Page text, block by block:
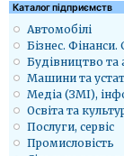
Каталог підприємств
Автомобілі
Бізнес. Фінанси.
Будівництво та
Машини та
Медіа (ЗМІ),
Освіта та
Послуги, сервіс
Промисловість